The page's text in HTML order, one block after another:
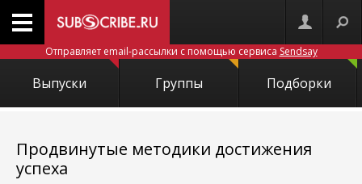
Отправляет email-рассылки с помощью сервиса Sendsay
Выпуски Группы Подборки
Продвинутые методики достижения
успеха